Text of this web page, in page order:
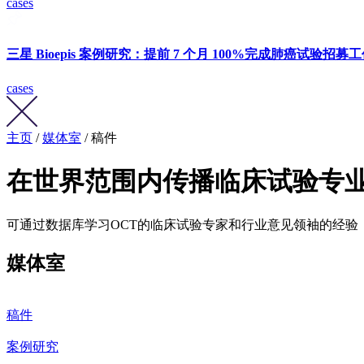
cases
三星 Bioepis 案例研究：提前 7 个月 100%完成肺癌试验招募
cases
主页 /媒体室 / 稿件
在世界范围内传播临床试验专
可通过数据库学习OCT的临床试验专家和行业意见领袖的经验
媒体室
稿件
案例研究